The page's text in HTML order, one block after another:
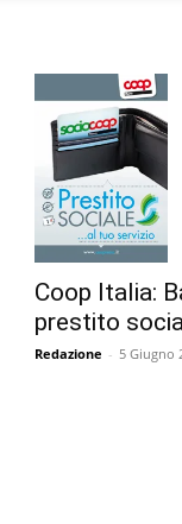
Coop Italia:
prestito
Redazione - 5 Giugno